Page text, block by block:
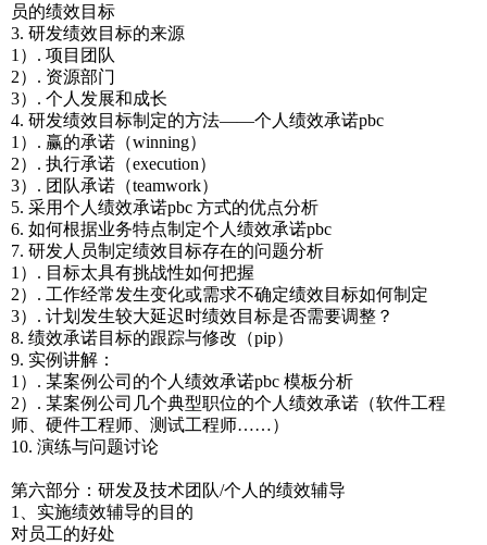
员的绩效目标
3. 研发绩效目标的来源
1）. 项目团队
2）. 资源部门
3）. 个人发展和成长
4. 研发绩效目标制定的方法――个人绩效承诺pbc
1）. 赢的承诺（winning）
2）. 执行承诺（execution）
3）. 团队承诺（teamwork）
5. 采用个人绩效承诺pbc 方式的优点分析
6. 如何根据业务特点制定个人绩效承诺pbc
7. 研发人员制定绩效目标存在的问题分析
1）. 目标太具有挑战性如何把握
2）. 工作经常发生变化或需求不确定绩效目标如何制定
3）. 计划发生较大延迟时绩效目标是否需要调整？
8. 绩效承诺目标的跟踪与修改（pip）
9. 实例讲解：
1）. 某案例公司的个人绩效承诺pbc 模板分析
2）. 某案例公司几个典型职位的个人绩效承诺（软件工程
师、硬件工程师、测试工程师……）
10. 演练与问题讨论
第六部分：研发及技术团队/个人的绩效辅导
1、实施绩效辅导的目的
对员工的好处